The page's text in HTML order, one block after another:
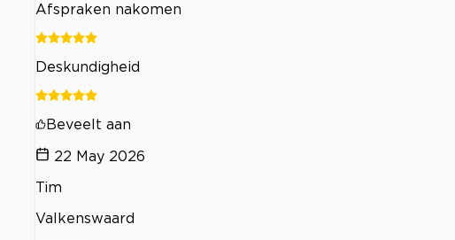
Afspraken nakomen
Deskundigheid
Beveelt aan
22 May 2026
Tim
Valkenswaard